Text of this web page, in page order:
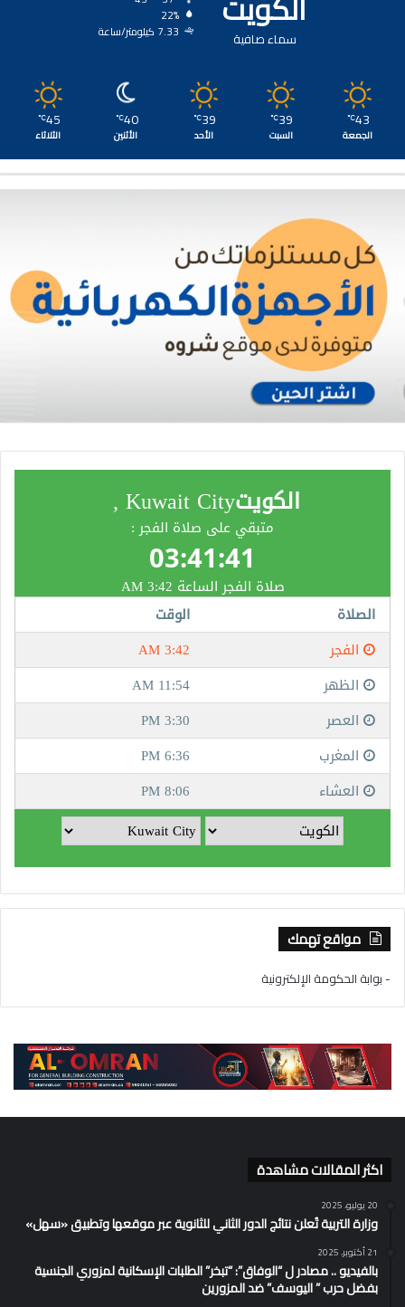
سماء صافية
22%
7.33 كيلومتر/ساعة
43
℃
الجمعة
39
℃
السبت
39
℃
الأحد
40
℃
الأثنين
45
℃
الثلاثاء
مواقع تهمك
- بوابة الحكومة الإلكترونية
اكثر المقالات مشاهدة
20 يوليو، 2025
وزارة التربية تُعلن نتائج الدور الثاني للثانوية عبر موقعها وتطبيق «سهل»
21 أكتوبر، 2025
بالفيديو .. مصادر ل “الوفاق”: “تبخر” الطلبات الإسكانية لمزوري الجنسية
بفضل حرب ” اليوسف” ضد المزورين